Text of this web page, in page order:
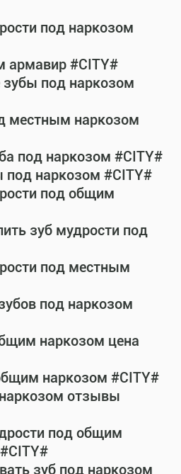
под наркозом
армавир #CITY#
под наркозом
местным наркозом
под наркозом #CITY#
наркозом #CITY#
под общим
зуб мудрости под
под местным
под наркозом
наркозом цена
наркозом #CITY#
отзывы
под общим
зуб под наркозом